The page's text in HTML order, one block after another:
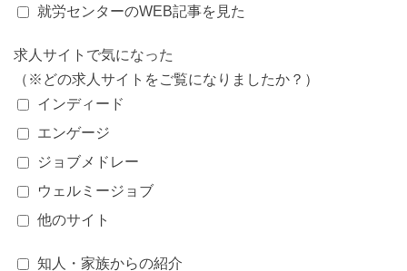
就労センターのWEB記事を見た
求人サイトで気になった
（※どの求人サイトをご覧になりましたか？）
インディード
エンゲージ
ジョブメドレー
ウェルミージョブ
他のサイト
知人・家族からの紹介